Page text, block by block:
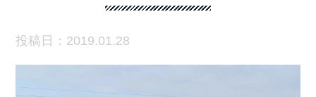
投稿日：2019.01.28